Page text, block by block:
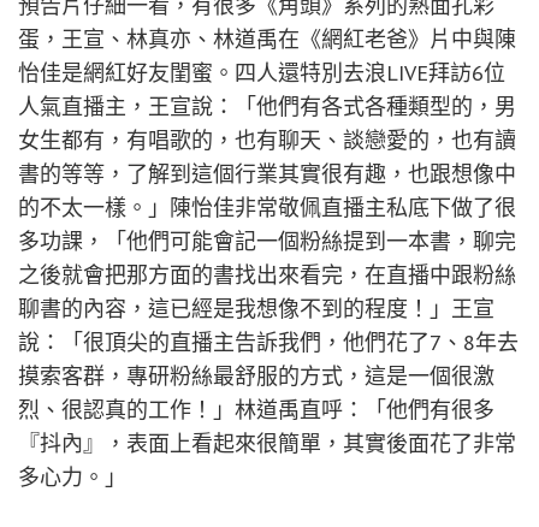
預告片仔細一看，有很多《角頭》系列的熟面孔彩
蛋，王宣、林真亦、林道禹在《網紅老爸》片中與陳
怡佳是網紅好友閨蜜。四人還特別去浪LIVE拜訪6位
人氣直播主，王宣說：「他們有各式各種類型的，男
女生都有，有唱歌的，也有聊天、談戀愛的，也有讀
書的等等，了解到這個行業其實很有趣，也跟想像中
的不太一樣。」陳怡佳非常敬佩直播主私底下做了很
多功課，「他們可能會記一個粉絲提到一本書，聊完
之後就會把那方面的書找出來看完，在直播中跟粉絲
聊書的內容，這已經是我想像不到的程度！」王宣
說：「很頂尖的直播主告訴我們，他們花了7、8年去
摸索客群，專研粉絲最舒服的方式，這是一個很激
烈、很認真的工作！」林道禹直呼：「他們有很多
『抖內』，表面上看起來很簡單，其實後面花了非常
多心力。」